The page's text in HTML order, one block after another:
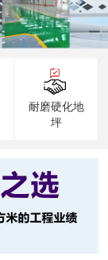
耐磨硬化地
坪